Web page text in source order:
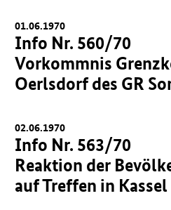
01.06.1970
Info Nr. 560/70
Vorkommnis
Oerlsdorf des GR
02.06.1970
Info Nr. 563/70
Reaktion der
auf Treffen in